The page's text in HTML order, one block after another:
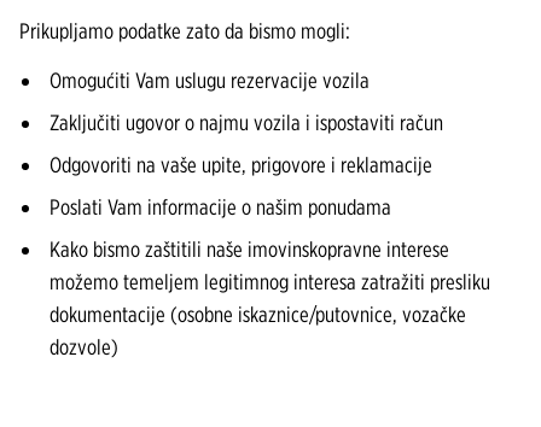
Prikupljamo podatke zato da bismo mogli:
Omogućiti Vam uslugu rezervacije vozila
Zaključiti ugovor o najmu vozila i ispostaviti račun
Odgovoriti na vaše upite, prigovore i reklamacije
Poslati Vam informacije o našim ponudama
Kako bismo zaštitili naše imovinskopravne interese
možemo temeljem legitimnog interesa zatražiti presliku
dokumentacije (osobne iskaznice/putovnice, vozačke
dozvole)